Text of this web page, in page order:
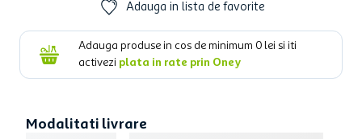
Adauga in lista de favorite
Adauga produse in cos de minimum 0 lei si iti
activezi plata in rate prin Oney
Modalitati livrare